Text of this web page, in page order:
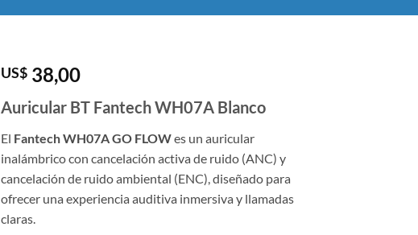
US$ 38,00
Auricular BT Fantech WH07A Blanco
El Fantech WH07A GO FLOWes un auricular
inalámbrico con cancelación activa de ruido (ANC) y
cancelación de ruido ambiental (ENC), diseñado para
ofrecer una experiencia auditiva inmersiva y llamadas
claras.